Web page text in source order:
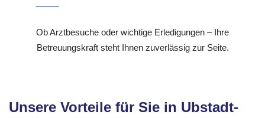
Ob Arztbesuche oder wichtige Erledigungen – Ihre
Betreuungskraft steht Ihnen zuverlässig zur Seite.
Unsere Vorteile für Sie in Ubstadt-